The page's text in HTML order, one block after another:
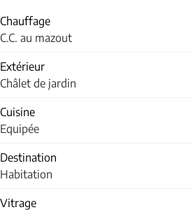
Chauffage
C.C. au mazout
Extérieur
Châlet de jardin
Cuisine
Equipée
Destination
Habitation
Vitrage